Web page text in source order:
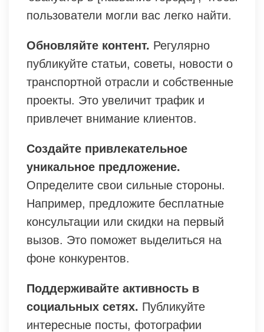
пользователи могли вас легко найти.
Обновляйте контент. Регулярно
публикуйте статьи, советы, новости о
транспортной отрасли и собственные
проекты. Это увеличит трафик и
привлечет внимание клиентов.
Создайте привлекательное
уникальное предложение.
Определите свои сильные стороны.
Например, предложите бесплатные
консультации или скидки на первый
вызов. Это поможет выделиться на
фоне конкурентов.
Поддерживайте активность в
социальных сетях. Публикуйте
интересные посты, фотографии